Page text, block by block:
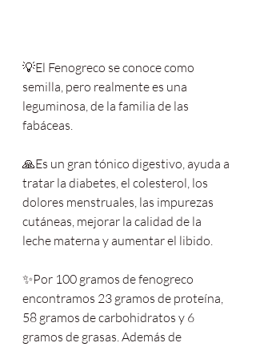
💡El Fenogreco se conoce como
semilla, pero realmente es una
leguminosa, de la familia de las
fabáceas.
🙏Es un gran tónico digestivo, ayuda a
tratar la diabetes, el colesterol, los
dolores menstruales, las impurezas
cutáneas, mejorar la calidad de la
leche materna y aumentar el libido.
✨Por 100 gramos de fenogreco
encontramos 23 gramos de proteína,
58 gramos de carbohidratos y 6
gramos de grasas. Además de